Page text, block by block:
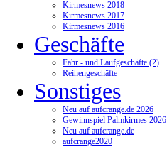
Kirmesnews 2018
Kirmesnews 2017
Kirmesnews 2016
Geschäfte
Fahr - und Laufgeschäfte (2)
Reihengeschäfte
Sonstiges
Neu auf aufcrange.de 2026
Gewinnspiel Palmkirmes 2026
Neu auf aufcrange.de
aufcrange2020